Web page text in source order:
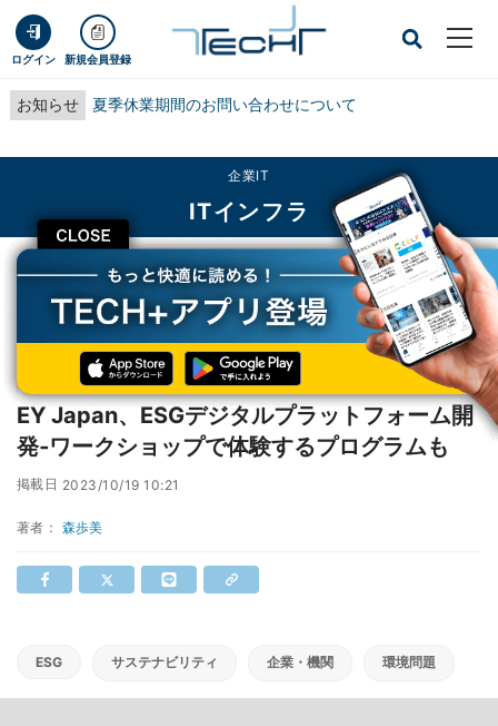
ログイン 新規会員登録
お知らせ 夏季休業期間のお問い合わせについて
CLOSE
企業IT
ITインフラ
TECH+ 企業IT
ITインフラ
EY Japan、ESGデジタルプラットフォーム開発‐ワークショップで体験するプロ
レポート
EY Japan、ESGデジタルプラットフォーム開
発‐ワークショップで体験するプログラムも
掲載日 2023/10/19 10:21
著者： 森歩美
ESG サステナビリティ 企業・機関 環境問題